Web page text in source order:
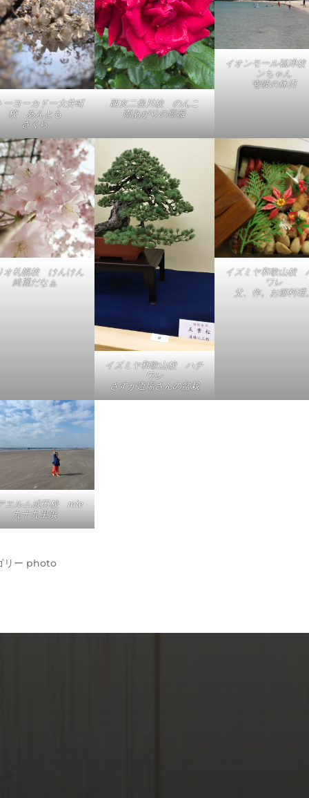
ーヨーカドー大井町
校 あんとも
さくら
西友二俣川校 のんこ
雨あがりの薔薇
イオンモール福津
ンちゃん
壱岐の休日
オ札幌校 けんけん
綺麗だなぁ
イズミヤ和歌山校 ハチ
ワレ
さすが道場さんの盆栽
イズミヤ和歌山校
ワレ
父、作。お節料理
エルム成田校 mie
九十九里浜
リー photo